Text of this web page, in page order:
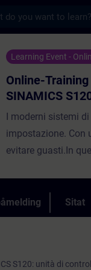
Learning Event -
Online-
SINAMICS
I moderni sistemi
impostazione. Con
evitare guasti.In
SINAMICS Starter.
supporterà il
Sitat
S120: unità di